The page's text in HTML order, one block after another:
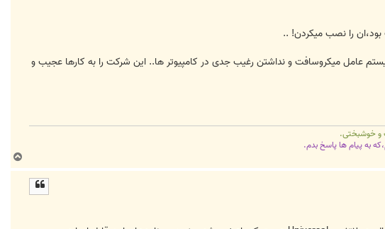
را نصب میکردن! ..
عامل میکروسافت و نداشتن رغیب جدی در کامپیوتر ها.. این شرکت را به کارها عجیب و
و خوشبختی.
به پیام ها پاسخ بدم.
ا